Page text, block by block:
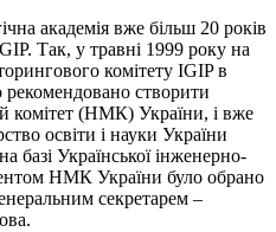
академія вже більш 20 років
Так, у травні 1999 року на
комітету IGIP в
створити
комітет (НМК) України, і вже
освіти і науки України
базі Української інженерно-
НМК України було обрано
секретарем –